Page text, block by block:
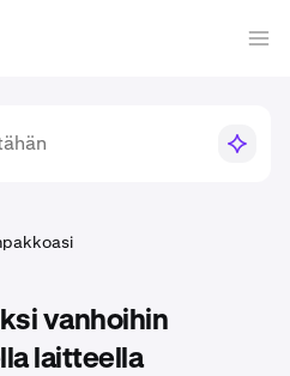
vanhoihin
laitteella